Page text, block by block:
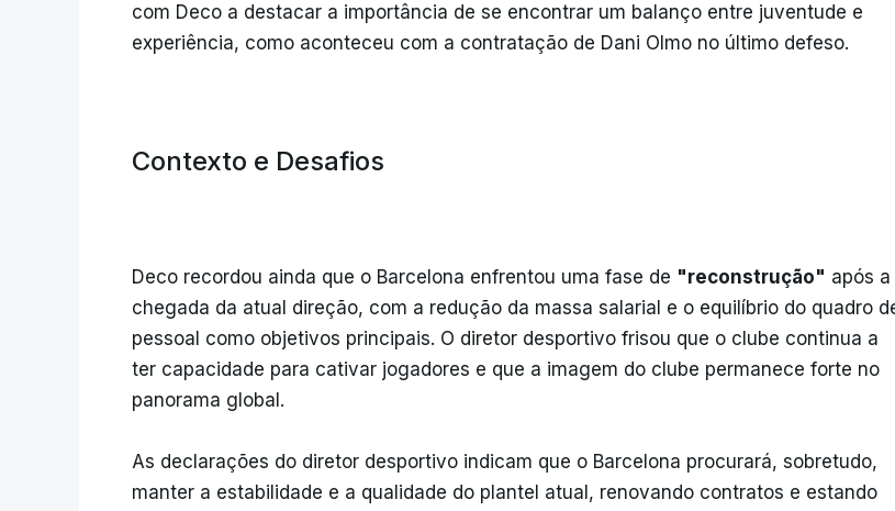
com Deco a destacar a importância de se encontrar um balanço entre juventude e
experiência, como aconteceu com a contratação de Dani Olmo no último defeso.
Contexto e Desafios
Deco recordou ainda que o Barcelona enfrentou uma fase de "reconstrução" após a
chegada da atual direção, com a redução da massa salarial e o equilíbrio do quadro
pessoal como objetivos principais. O diretor desportivo frisou que o clube continua a
ter capacidade para cativar jogadores e que a imagem do clube permanece forte no
panorama global.
As declarações do diretor desportivo indicam que o Barcelona procurará, sobretudo,
manter a estabilidade e a qualidade do plantel atual, renovando contratos e estando